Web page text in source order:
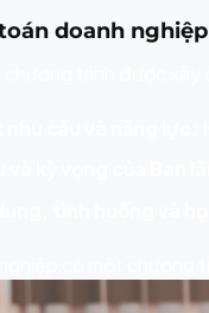
doanh nghiệp